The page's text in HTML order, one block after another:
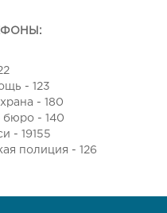
- 123
- 180
бюро - 140
- 19155
полиция - 126